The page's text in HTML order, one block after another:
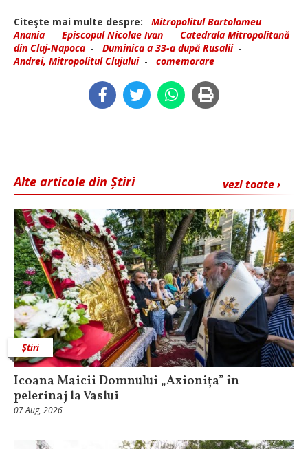
Citeşte mai multe despre:
Mitropolitul Bartolomeu
Anania - Episcopul Nicolae Ivan - Catedrala Mitropolitană
din Cluj-Napoca - Duminica a 33-a după Rusalii-
Andrei, Mitropolitul Clujului- comemorare
vezi toate ›
Alte articole din Știri
Știri
Icoana Maicii Domnului „Axionița” în
pelerinaj la Vaslui
07 Aug, 2026